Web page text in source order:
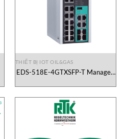
THIẾT BỊ IOT OIL&GAS
EDS-518E-4GTXSFP-T Managed
Vietnam